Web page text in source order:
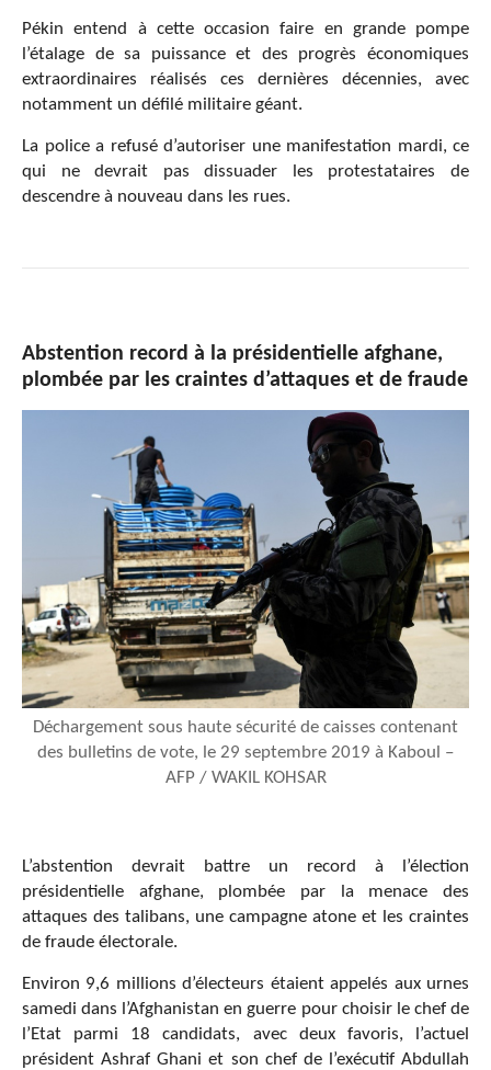
Pékin entend à cette occasion faire en grande pompe
l’étalage de sa puissance et des progrès économiques
extraordinaires réalisés ces dernières décennies, avec
notamment un défilé militaire géant.
La police a refusé d’autoriser une manifestation mardi, ce
qui ne devrait pas dissuader les protestataires de
descendre à nouveau dans les rues.
Abstention record à la présidentielle afghane,
plombée par les craintes d’attaques et de fraude
Déchargement sous haute sécurité de caisses contenant
des bulletins de vote, le 29 septembre 2019 à Kaboul –
AFP / WAKIL KOHSAR
L’abstention devrait battre un record à l’élection
présidentielle afghane, plombée par la menace des
attaques des talibans, une campagne atone et les craintes
de fraude électorale.
Environ 9,6 millions d’électeurs étaient appelés aux urnes
samedi dans l’Afghanistan en guerre pour choisir le chef de
l’Etat parmi 18 candidats, avec deux favoris, l’actuel
président Ashraf Ghani et son chef de l’exécutif Abdullah